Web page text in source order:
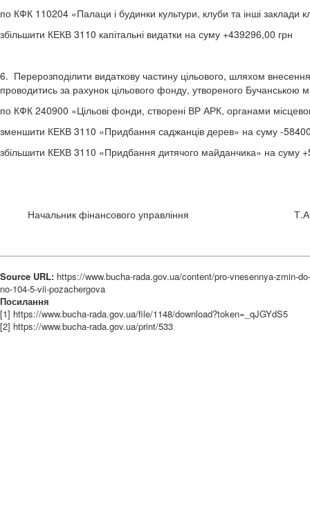
по КФК 110204 «Палаци і будинки культури, клуби та інші заклади
збільшити КЕКВ 3110 капітальні видатки на суму +439296,00 грн
6. Перерозподілити видаткову частину цільового, шляхом
проводитись за рахунок цільового фонду, утвореного Бучанською
по КФК 240900 «Цільові фонди, створені ВР АРК, органами
зменшити КЕКВ 3110 «Придбання саджанців дерев» на суму -
збільшити КЕКВ 3110 «Придбання дитячого майданчика» на суму
Начальник фінансового управління
Source URL: https://www.bucha-rada.gov.ua/content/pro-vnesennya-zmin-
no-104-5-vii-pozachergova
Посилання
[1] https://www.bucha-rada.gov.ua/file/1148/download?token=_qJGYdS5
[2] https://www.bucha-rada.gov.ua/print/533